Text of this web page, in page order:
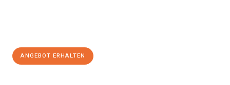
ANGEBOT ERHALTEN